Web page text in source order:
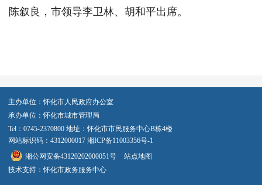
陈叙良，市领导李卫林、胡和平出席。
主办单位：怀化市人民政府办公室
承办单位：怀化市城市管理局
Tel：0745-2370800 地址：怀化市市民服务中心B栋4楼
网站标识码：4312000017 湘ICP备11003356号-1
湘公网安备43120202000051号
站点地图
技术支持：怀化市政务服务中心